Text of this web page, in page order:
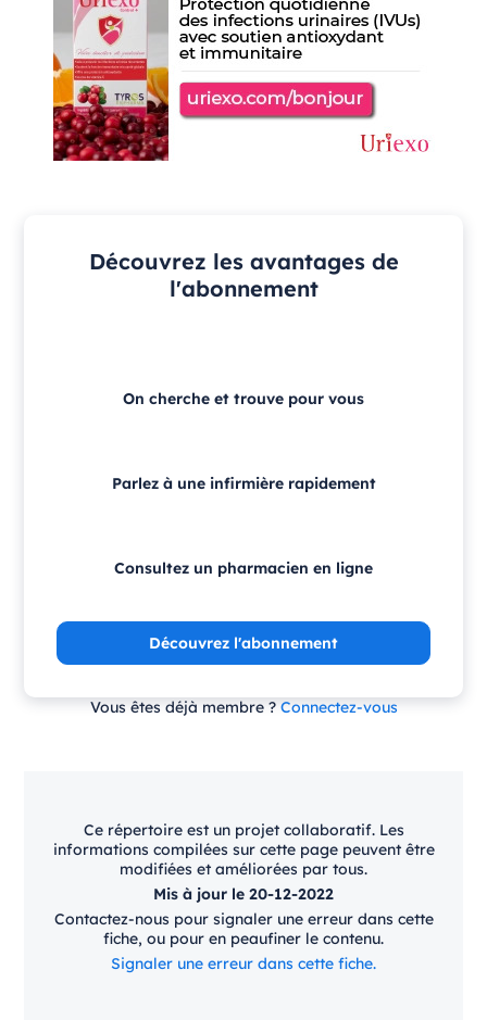
Découvrez les avantages de
l'abonnement
On cherche et trouve pour vous
Parlez à une infirmière rapidement
Consultez un pharmacien en ligne
Découvrez l'abonnement
Vous êtes déjà membre ? Connectez-vous
Ce répertoire est un projet collaboratif. Les
informations compilées sur cette page peuvent être
modifiées et améliorées par tous.
Mis à jour le 20-12-2022
Contactez-nous pour signaler une erreur dans cette
fiche, ou pour en peaufiner le contenu.
Signaler une erreur dans cette fiche.